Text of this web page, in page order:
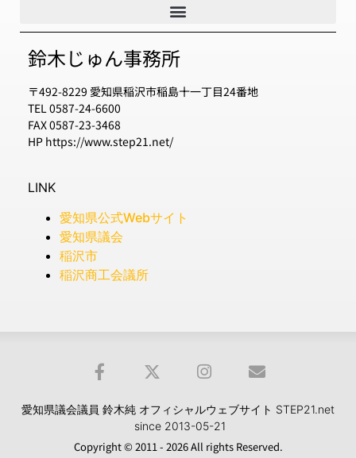
鈴木じゅん事務所
〒492-8229 愛知県稲沢市稲島十一丁目24番地
TEL 0587-24-6600
FAX 0587-23-3468
HP https://www.step21.net/
LINK
愛知県公式Webサイト
愛知県議会
稲沢市
稲沢商工会議所
愛知県議会議員 鈴木純 オフィシャルウェブサイト STEP21.net
since 2013-05-21
Copyright © 2011 - 2026 All rights Reserved.